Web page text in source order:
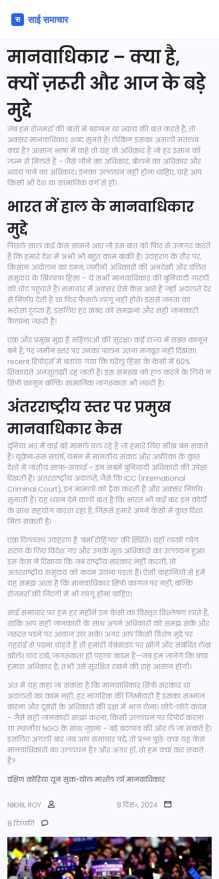
मानवाधिकार – क्या है,
क्यों ज़रूरी और आज के बड़े
मुद्दे
जब हम रोज़मर्रा की बातों में बड़प्पन या न्याय की बात करते हैं, तो
अक्सर मानवाधिकार शब्द सुनते हैं। लेकिन इसका असली मतलब
क्या है? आसान भाषा में कहें तो यह वो अधिकार हैं जो हर इंसान को
जन्म से मिलते हैं – जैसे जीने का अधिकार, बोलने का अधिकार और
न्याय पाने का अधिकार। इनका उल्लंघन नहीं होना चाहिए, चाहे आप
किसी भी देश या सामाजिक वर्ग से हों।
भारत में हाल के मानवाधिकार
मुद्दे
पिछले साल कई केस सामने आए जो इस बात को फिर से उजागर करते
हैं कि हमारे देश में अभी भी बहुत काम बाकी है। उदाहरण के तौर पर,
किसान आंदोलन का दमन, जमीनी अधिकारों की अनदेखी और दलित
समुदाय के खिलाफ हिंसा – ये सभी मानवाधिकार की बुनियादी गारंटी
को चोट पहुंचाते हैं। समाचार में अक्सर ऐसे केस आते हैं जहाँ अदालतें देर
से निर्णय देती हैं या फिर फैसले लागू नहीं होते। इससे जनता का
भरोसा टूटता है, इसलिए हर खबर को समझना और सही जानकारी
फैलाना ज़रूरी है।
एक और प्रमुख मुद्दा है महिलाओं की सुरक्षा। कई राज्य में सख्त कानून
बने हैं, पर जमीन स्तर पर उनका पालन उतना मजबूत नहीं दिखता।
recent रिपोर्ट्स में बताया गया कि घरेलू हिंसा के केसों में 60%
शिकायतें अनसुलझी रह जाती हैं। इस समस्या को हल करने के लिये न
सिर्फ क़ानून बल्कि सामाजिक जागरूकता भी जरूरी है।
अंतरराष्ट्रीय स्तर पर प्रमुख
मानवाधिकार केस
दुनिया भर में कई बड़े मामले चल रहे हैं जो हमारे लिए सीख बन सकते
हैं। यूक्रेन‑रूस संघर्ष, यमन में मानवीय संकट और अफ्रीका के कुछ
देशों में जातीय साफ़-सफ़ाई – इन सबमें बुनियादी अधिकारों की उपेक्षा
दिखती है। अंतरराष्ट्रीय अदालतें, जैसे कि ICC (International
Criminal Court), इन मामलों को ट्रैक करती हैं और अक्सर निर्णय
सुनाती हैं। यह ध्यान देने वाली बात है कि भारत भी कई बार इन कोर्टों
के साथ सहयोग करता रहा है, जिससे हमारे अपने केसों में कुछ दिशा
मिल सकती है।
एक दिलचस्प उदाहरण है ‘बर्मा रोहिंग्या’ की स्थिति। यहाँ लाखों लोग
शरण के लिए विदेश गए और उनके मूल अधिकारों का उल्लंघन हुआ।
इस केस ने दिखाया कि जब राष्ट्रीय सरकार नहीं करती, तो
अंतरराष्ट्रीय समुदाय को कदम उठाना पड़ता है। ऐसी कहानियों से हमें
यह समझ आता है कि मानवाधिकार सिर्फ कागज़ पर नहीं, बल्कि
रोज़मर्रा की जिंदगी में भी लागू होना चाहिए।
साई समाचार पर हम हर महीने इन केसों का विस्तृत विश्लेषण लाते हैं,
ताकि आप सही जानकारी के साथ अपने अधिकारों को समझ सकें और
जरूरत पड़ने पर आवाज उठा सकें। अगर आप किसी विशेष मुद्दे पर
गहराई से पढ़ना चाहते हैं तो हमारी वेबसाइट पर खोजें और संबंधित लेख
खोलें। याद रखें, जागरूकता ही पहला कदम है—जब हम जानेंगे कि क्या
हमारा अधिकार है, तभी उसे सुरक्षित रखने की राह आसान होगी।
अंत में यह कहा जा सकता है कि मानवाधिकार सिर्फ सरकार या
अदालतों का काम नहीं; हर नागरिक की जिम्मेदारी है इसका सम्मान
करना और दूसरों के अधिकारों की रक्षा में भाग लेना। छोटे-छोटे कदम
– जैसे सही जानकारी साझा करना, किसी उल्लंघन पर रिपोर्ट करना
या स्थानीय NGO के साथ जुड़ना – बड़े बदलाव की ओर ले जा सकते हैं।
इसलिए अगली बार जब आप समाचार पढ़ें, तो प्रश्न पूछें: क्या यह केस
मानवाधिकारों का उल्लंघन है? और अगर हाँ, तो हम क्या कर सकते
हैं?
दक्षिण कोरिया यून सुक-योल मार्शल लॉ मानवाधिकार
NIKHIL ROY
8 दिस॰, 2024
8 टिप्पणि